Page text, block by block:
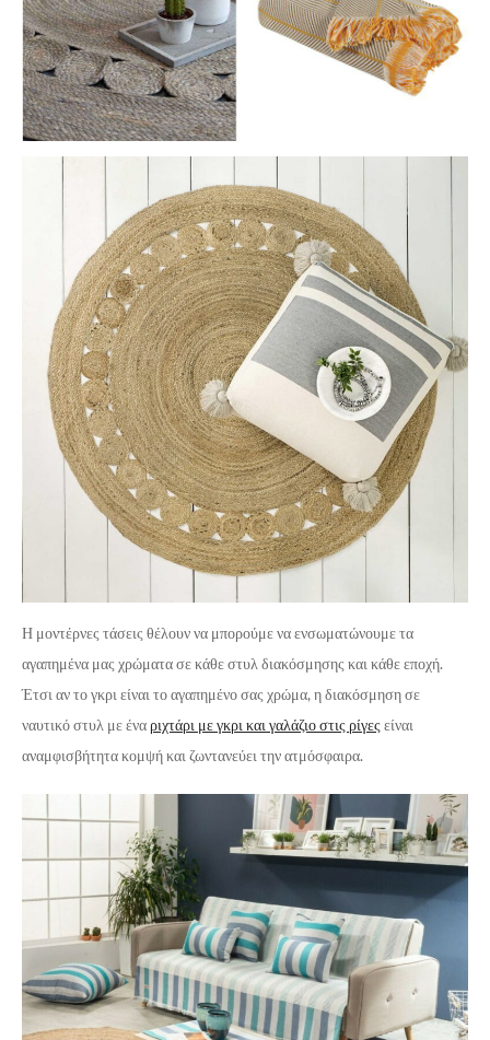
Η μοντέρνες τάσεις θέλουν να μπορούμε να ενσωματώνουμε τα
αγαπημένα μας χρώματα σε κάθε στυλ διακόσμησης και κάθε εποχή.
Έτσι αν το γκρι είναι το αγαπημένο σας χρώμα, η διακόσμηση σε
ναυτικό στυλ με ένα ριχτάρι με γκρι και γαλάζιο στις ρίγες είναι
αναμφισβήτητα κομψή και ζωντανεύει την ατμόσφαιρα.